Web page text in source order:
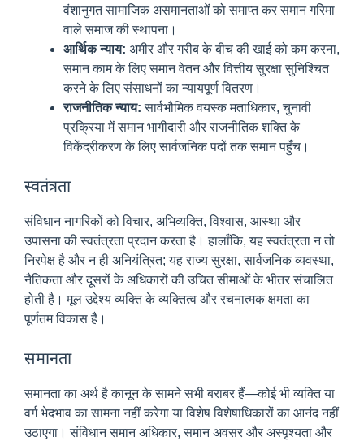
वंशानुगत सामाजिक असमानताओं को समाप्त कर समान गरिमा
वाले समाज की स्थापना।
आर्थिक न्याय: अमीर और गरीब के बीच की खाई को कम करना,
समान काम के लिए समान वेतन और वित्तीय सुरक्षा सुनिश्चित
करने के लिए संसाधनों का न्यायपूर्ण वितरण।
राजनीतिक न्याय: सार्वभौमिक वयस्क मताधिकार, चुनावी
प्रक्रिया में समान भागीदारी और राजनीतिक शक्ति के
विकेंद्रीकरण के लिए सार्वजनिक पदों तक समान पहुँच।
स्वतंत्रता
संविधान नागरिकों को विचार, अभिव्यक्ति, विश्वास, आस्था और
उपासना की स्वतंत्रता प्रदान करता है। हालाँकि, यह स्वतंत्रता न तो
निरपेक्ष है और न ही अनियंत्रित; यह राज्य सुरक्षा, सार्वजनिक व्यवस्था,
नैतिकता और दूसरों के अधिकारों की उचित सीमाओं के भीतर संचालित
होती है। मूल उद्देश्य व्यक्ति के व्यक्तित्व और रचनात्मक क्षमता का
पूर्णतम विकास है।
समानता
समानता का अर्थ है कानून के सामने सभी बराबर हैं—कोई भी व्यक्ति या
वर्ग भेदभाव का सामना नहीं करेगा या विशेष विशेषाधिकारों का आनंद नहीं
उठाएगा। संविधान समान अधिकार, समान अवसर और अस्पृश्यता और